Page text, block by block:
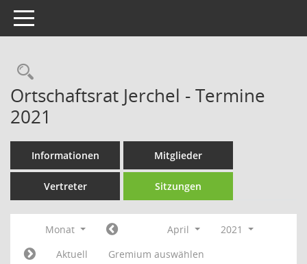
Toggle navigation
Rechercheauswahl
Ortschaftsrat Jerchel - Termine
2021
Informationen Mitglieder
Vertreter Sitzungen
Monat April
2021
Aktuell
Gremium auswählen